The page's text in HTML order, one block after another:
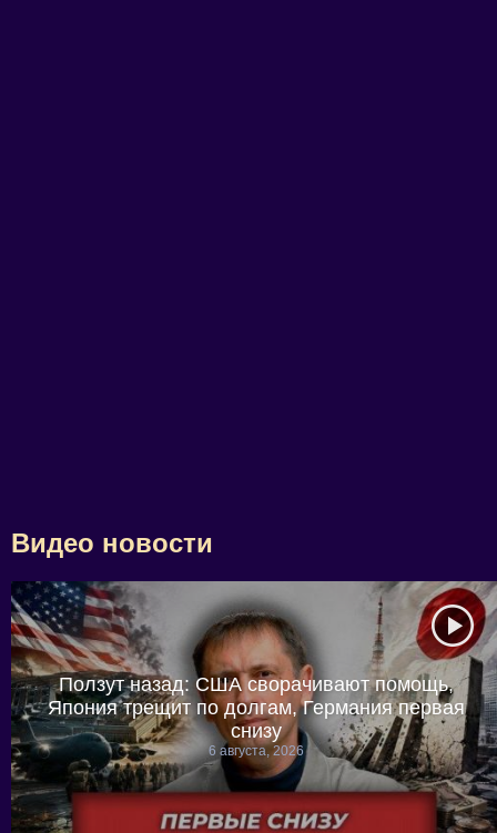
Видео новости
Ползут назад: США сворачивают помощь,
Япония трещит по долгам, Германия первая
снизу
6 августа, 2026